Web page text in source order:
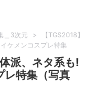
＿3次元 >
【TGS2018】
ケメンコスプレ特集
派、ネタ系も!
レ特集（写真